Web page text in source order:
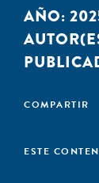
AÑO:
COMPARTIR
ESTE